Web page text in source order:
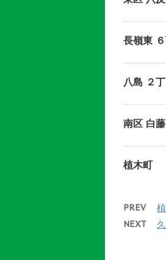
長嶺東
八島 ２
南区 白
植木町
PREV
NEXT